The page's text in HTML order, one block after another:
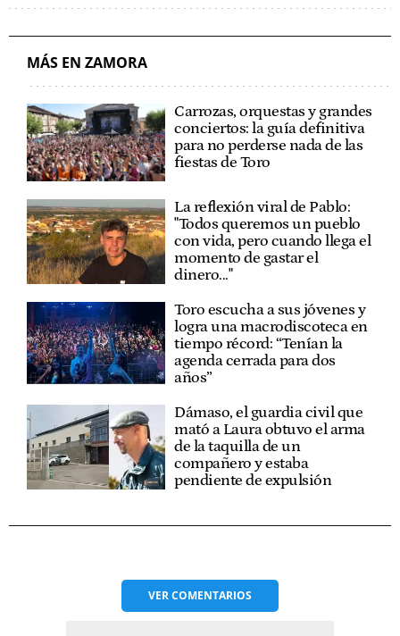
MÁS EN ZAMORA
Carrozas, orquestas y grandes
conciertos: la guía definitiva
para no perderse nada de las
fiestas de Toro
La reflexión viral de Pablo:
"Todos queremos un pueblo
con vida, pero cuando llega el
momento de gastar el
dinero..."
Toro escucha a sus jóvenes y
logra una macrodiscoteca en
tiempo récord: “Tenían la
agenda cerrada para dos
años”
Dámaso, el guardia civil que
mató a Laura obtuvo el arma
de la taquilla de un
compañero y estaba
pendiente de expulsión
VERCOMENTARIOS